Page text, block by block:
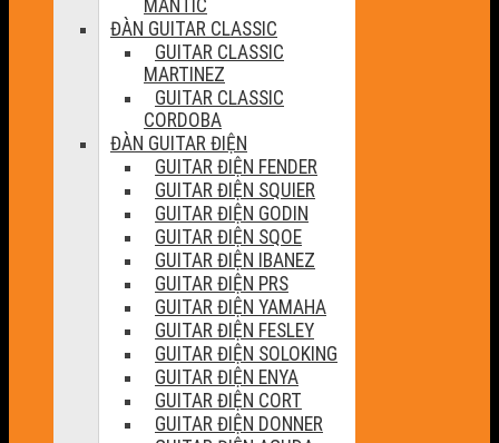
MANTIC
ĐÀN GUITAR CLASSIC
GUITAR CLASSIC
MARTINEZ
GUITAR CLASSIC
CORDOBA
ĐÀN GUITAR ĐIỆN
GUITAR ĐIỆN FENDER
GUITAR ĐIỆN SQUIER
GUITAR ĐIỆN GODIN
GUITAR ĐIỆN SQOE
GUITAR ĐIỆN IBANEZ
GUITAR ĐIỆN PRS
GUITAR ĐIỆN YAMAHA
GUITAR ĐIỆN FESLEY
GUITAR ĐIỆN SOLOKING
GUITAR ĐIỆN ENYA
GUITAR ĐIỆN CORT
GUITAR ĐIỆN DONNER